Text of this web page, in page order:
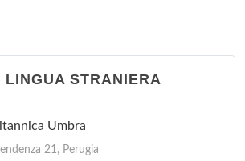
43, Città di Castello
LINGUA STRANIERA
Umbra
21, Perugia